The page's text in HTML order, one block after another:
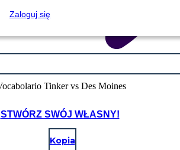
Zaloguj się
STWÓRZ SWÓJ WŁASNY!
Kopia